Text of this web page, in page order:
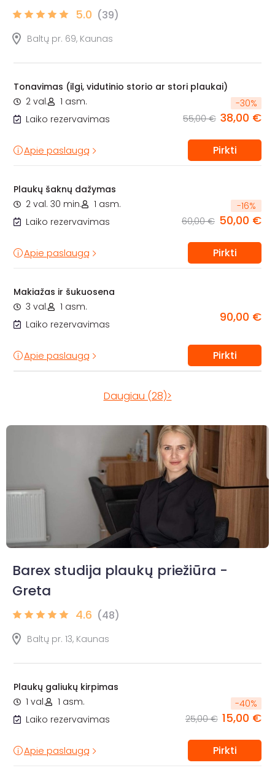
5.0 (39)
Baltų pr. 69, Kaunas
Tonavimas (ilgi, vidutinio storio ar stori plaukai)
2 val.
1 asm.
Laiko rezervavimas
-30%
55,00 € 38,00 €
Apie paslaugą Pirkti
Plaukų šaknų dažymas
2 val. 30 min.
1 asm.
Laiko rezervavimas
-16%
60,00 € 50,00 €
Apie paslaugą Pirkti
Makiažas ir šukuosena
3 val.
1 asm.
Laiko rezervavimas
90,00 €
Apie paslaugą Pirkti
Daugiau (28)>
Barex studija plaukų priežiūra -
Greta
4.6 (48)
Baltų pr. 13, Kaunas
Plaukų galiukų kirpimas
1 val.
1 asm.
Laiko rezervavimas
-40%
25,00 € 15,00 €
Apie paslaugą Pirkti